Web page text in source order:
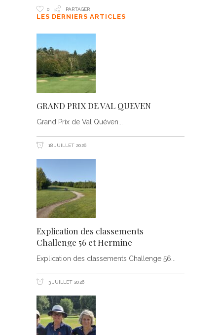
0 PARTAGER
LES DERNIERS ARTICLES
GRAND PRIX DE VAL QUEVEN
Grand Prix de Val Quéven
18 JUILLET 2026
Explication des classements
Challenge 56 et Hermine
Explication des classements Challenge 56
3 JUILLET 2026